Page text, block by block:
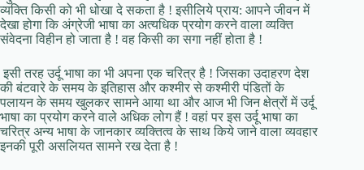
व्यक्ति किसी को भी धोखा दे सकता है ! इसीलिये प्राय: आपने जीवन में
देखा होगा कि अंग्रेजी भाषा का अत्यधिक प्रयोग करने वाला व्यक्ति
संवेदना विहीन हो जाता है ! वह किसी का सगा नहीं होता है !
इसी तरह उर्दू भाषा का भी अपना एक चरित्र है ! जिसका उदाहरण देश
की बंटवारे के समय के इतिहास और कश्मीर से कश्मीरी पंडितों के
पलायन के समय खुलकर सामने आया था और आज भी जिन क्षेत्रों में उर्दू
भाषा का प्रयोग करने वाले अधिक लोग हैं ! वहां पर इस उर्दू भाषा का
चरित्र अन्य भाषा के जानकार व्यक्तित्व के साथ किये जाने वाला व्यवहार
इनकी पूरी असलियत सामने रख देता है !